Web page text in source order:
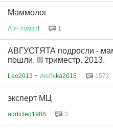
Маммолог
А я- томат! 1
АВГУСТЯТА подросли -
пошли. III триместр. 2013.
Leo2013 + ИюЛьka2015 1572
эксперт МЦ
addicted1988 3